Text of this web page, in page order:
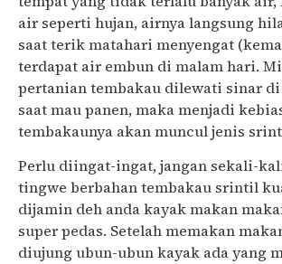
air seperti hujan, airnya langsung
saat terik matahari menyengat
terdapat air embun di malam hari.
pertanian tembakau dilewati sinar
saat mau panen, maka menjadi
tembakaunya akan muncul jenis
Perlu diingat-ingat, jangan sekali-
tingwe berbahan tembakau srintil
dijamin deh anda kayak makan
super pedas. Setelah memakan
diujung ubun-ubun kayak ada yang